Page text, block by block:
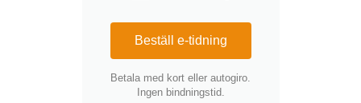
Beställ e-tidning
Betala med kort eller autogiro.
Ingen bindningstid.